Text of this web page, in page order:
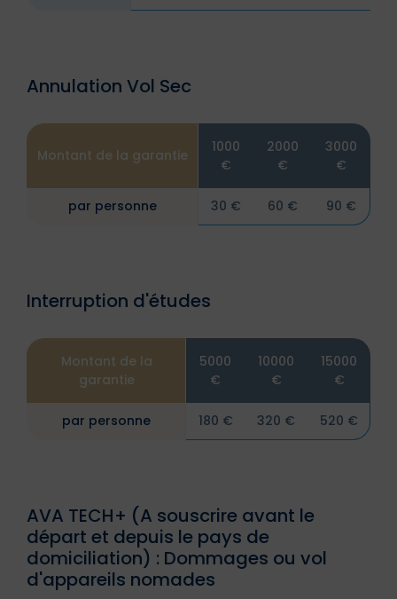
Annulation Vol Sec
Montant de la garantie
1000
€
2000
€
3000
€
par personne 30 € 60 € 90 €
Interruption d'études
Montant de la
garantie
5000
€
10000
€
15000
€
par personne 180 € 320 € 520 €
AVA TECH+ (A souscrire avant le
départ et depuis le pays de
domiciliation) : Dommages ou vol
d'appareils nomades